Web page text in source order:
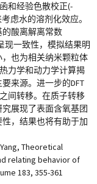
和经验色散校正(-
虑水的溶剂化效应。
酸离解离常数
现一致性，模拟结果明
也为相关纳米颗粒体
力学和动力学计算揭
来源。进一步的DFT
间转移。在质子转移
展现了表面含氧基团
，结果也将有助于加
Theoretical
relating behavior of
183, 355-361